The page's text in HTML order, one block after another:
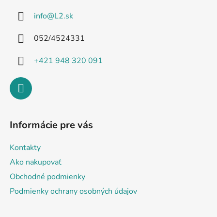
info@L2.sk
052/4524331
+421 948 320 091
Informácie pre vás
Kontakty
Ako nakupovať
Obchodné podmienky
Podmienky ochrany osobných údajov